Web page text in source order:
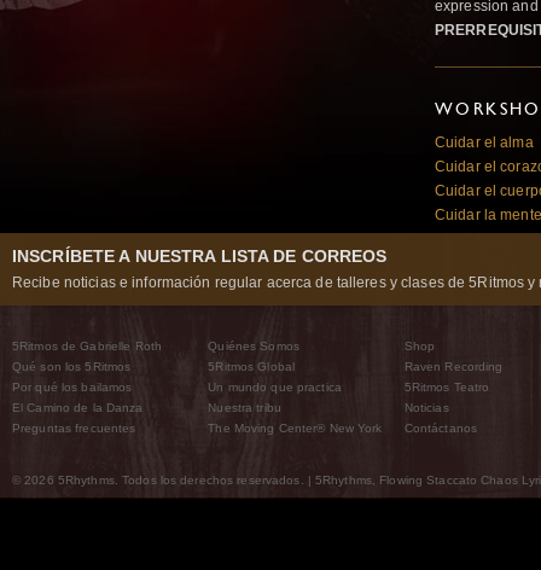
expression
Cuidar el alma
Cuidar el
Cuidar el
Cuidar la mente
INSCRÍBETE A NUESTRA LISTA DE CORREOS
Recibe noticias e información regular acerca de talleres y clases de 5Ritmos y
5Ritmos de Gabrielle Roth
Qué son los 5Ritmos
Por qué los bailamos
El Camino de la Danza
Preguntas frecuentes
Quiénes Somos
5Ritmos Global
Un mundo que practica
Nuestra tribu
The Moving Center® New York
Shop
Raven Recording
5Ritmos Teatro
Noticias
Contáctanos
© 2026 5Rhythms. Todos los derechos reservados. | 5Rhythms, Flowing Staccato Chaos